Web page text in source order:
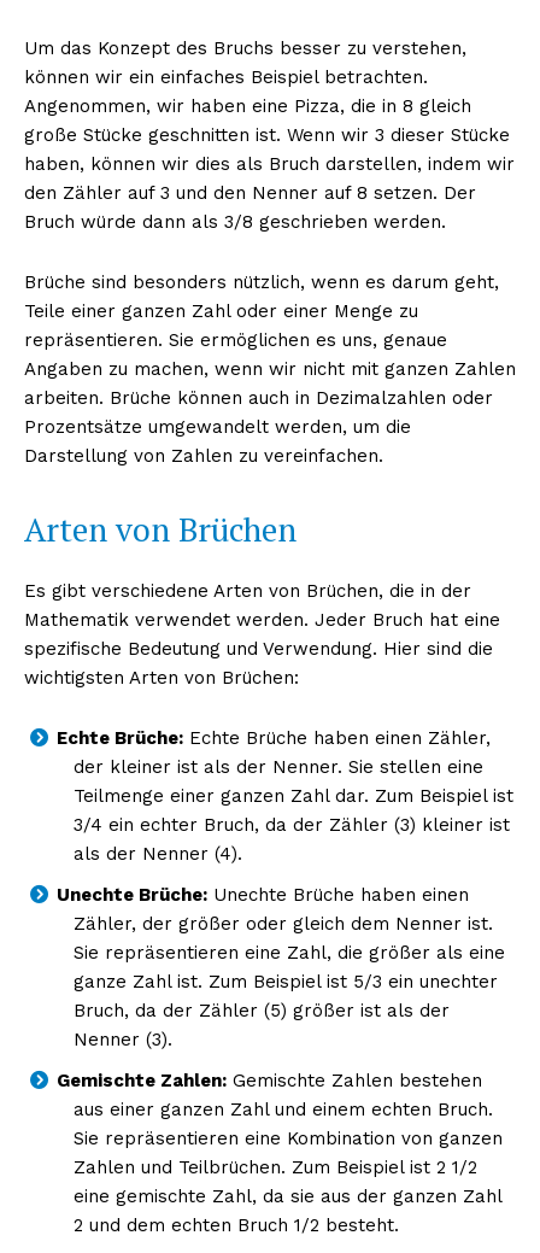
Um das Konzept des Bruchs besser zu verstehen,
können wir ein einfaches Beispiel betrachten.
Angenommen, wir haben eine Pizza, die in 8 gleich
große Stücke geschnitten ist. Wenn wir 3 dieser Stücke
haben, können wir dies als Bruch darstellen, indem wir
den Zähler auf 3 und den Nenner auf 8 setzen. Der
Bruch würde dann als 3/8 geschrieben werden.
Brüche sind besonders nützlich, wenn es darum geht,
Teile einer ganzen Zahl oder einer Menge zu
repräsentieren. Sie ermöglichen es uns, genaue
Angaben zu machen, wenn wir nicht mit ganzen Zahlen
arbeiten. Brüche können auch in Dezimalzahlen oder
Prozentsätze umgewandelt werden, um die
Darstellung von Zahlen zu vereinfachen.
Arten von Brüchen
Es gibt verschiedene Arten von Brüchen, die in der
Mathematik verwendet werden. Jeder Bruch hat eine
spezifische Bedeutung und Verwendung. Hier sind die
wichtigsten Arten von Brüchen:
Echte Brüche: Echte Brüche haben einen Zähler,
der kleiner ist als der Nenner. Sie stellen eine
Teilmenge einer ganzen Zahl dar. Zum Beispiel ist
3/4 ein echter Bruch, da der Zähler (3) kleiner ist
als der Nenner (4).
Unechte Brüche: Unechte Brüche haben einen
Zähler, der größer oder gleich dem Nenner ist.
Sie repräsentieren eine Zahl, die größer als eine
ganze Zahl ist. Zum Beispiel ist 5/3 ein unechter
Bruch, da der Zähler (5) größer ist als der
Nenner (3).
Gemischte Zahlen: Gemischte Zahlen bestehen
aus einer ganzen Zahl und einem echten Bruch.
Sie repräsentieren eine Kombination von ganzen
Zahlen und Teilbrüchen. Zum Beispiel ist 2 1/2
eine gemischte Zahl, da sie aus der ganzen Zahl
2 und dem echten Bruch 1/2 besteht.